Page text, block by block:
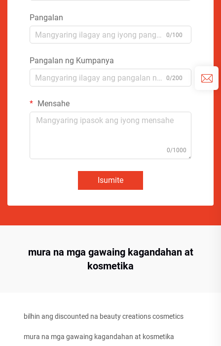
Pangalan
0/100
Pangalan ng Kumpanya
0/200
Mensahe
0/1000
Isumite
mura na mga gawaing kagandahan at
kosmetika
bilhin ang discounted na beauty creations cosmetics
mura na mga gawaing kagandahan at kosmetika